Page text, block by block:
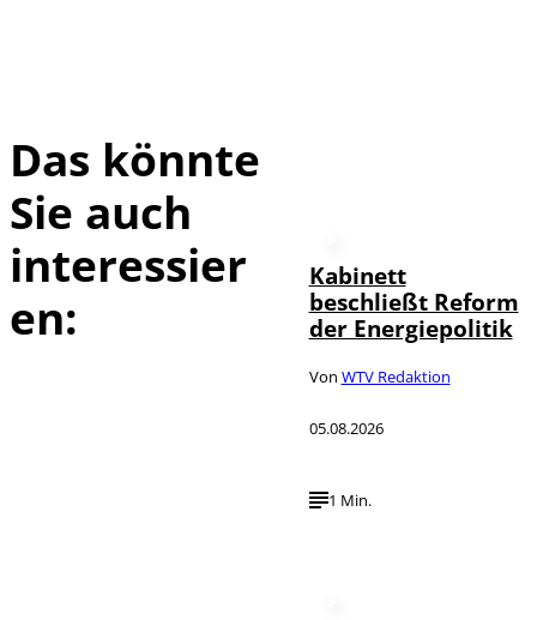
Das könnte
Sie auch
interessier
en:
Kabinett
beschließt Reform
der Energiepolitik
Von WTV Redaktion
05.08.2026
1 Min.